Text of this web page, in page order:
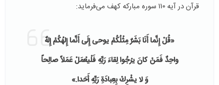
قرآن در آیه ۱۱۰ سوره مباركه کهف می‌فرماید:
«قُلْ إِنَّما أَنَا بَشَرٌ مِثْلُكُمْ یوحى‏ إِلَی أَنَّما إِلهُكُمْ إِلهٌ
واحِدٌ فَمَنْ كانَ یرْجُوا لِقاءَ رَبِّهِ فَلْیعْمَلْ عَمَلاً صالِحاً
وَ لا یشْرِكْ بِعِبادَةِ رَبِّهِ أَحَدا.»